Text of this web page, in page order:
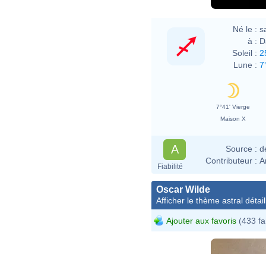
Né le :
à :
Soleil :
Lune :
7°41' Vierge
Maison X
A
Fiabilité
Source :
Contributeur :
Oscar Wilde
Afficher le thème astral
Ajouter aux favoris (433